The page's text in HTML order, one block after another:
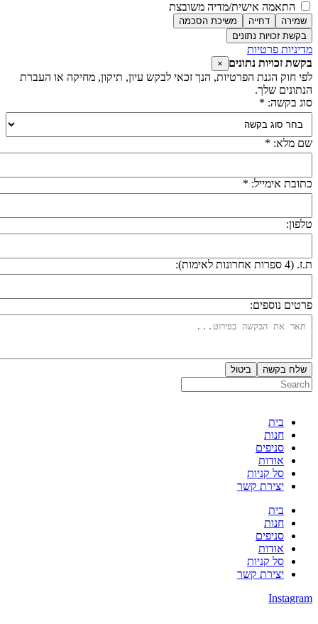
התאמה אישית/מדיה משובצת
שמירה דחייה
משיכת הסכמה
בקשת זכויות נתונים
פרטיות
זכויות נתונים ×
חוק הגנת הפרטיות, הנך זכאי לבקש עיון, תיקון, מחיקה או העברת
שלך.
בקשה: *
מלא: *
אימייל: *
אחרונות לאימות):
נוספים:
שלח בקשה ביטול
בית
חנות
סניפים
אודות
סל קניות
יצירת קשר
בית
חנות
סניפים
אודות
סל קניות
יצירת קשר